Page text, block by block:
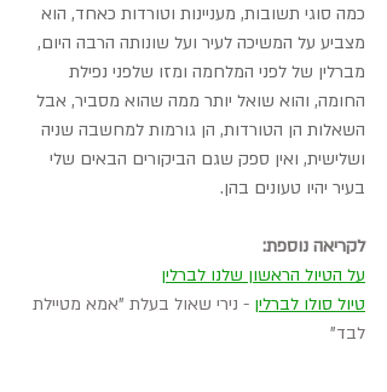
כמה סוגי תשובות, מעניינות וטורדות כאחד, הוא
מצביע על המשיכה לעיר ועל שונותה הרבה היום,
מברלין של לפני המלחמה ומזו שלפני נפילת
החומה, והוא שואל יותר ממה שהוא מסביר, אבל
השאלות הן הטורדות, הן גורמות למחשבה שניה
ושלישית, ואין ספק שגם הביקורים הבאים שלי
בעיר יהיו טעונים בהן.
לקריאה נוספת:
על הטיול הראשון שלנו לברלין
טיול סולו לברלין - נירי שאול בעלת "אמא מטיילת
לבד"